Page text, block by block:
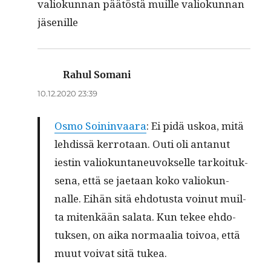
valiokun­nan päätöstä muille valiokun­nan
jäsenille
Rahul Somani
10.12.2020 23:39
Osmo Soin­in­vaara: Ei pidä uskoa, mitä
lehdis­sä ker­ro­taan. Outi oli antanut
iestin valiokun­ta­neu­vok­selle tarkoituk­
se­na, että se jae­taan koko valiokun­
nalle. Eihän sitä ehdo­tus­ta voin­ut muil­
ta mitenkään sala­ta. Kun tekee ehdo­
tuk­sen, on aika nor­maalia toivoa, että
muut voivat sitä tukea.